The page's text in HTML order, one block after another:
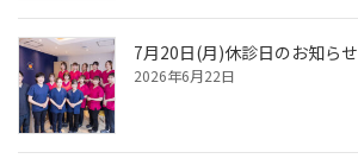
7月20日(月)休診日のお知らせ
2026年6月22日